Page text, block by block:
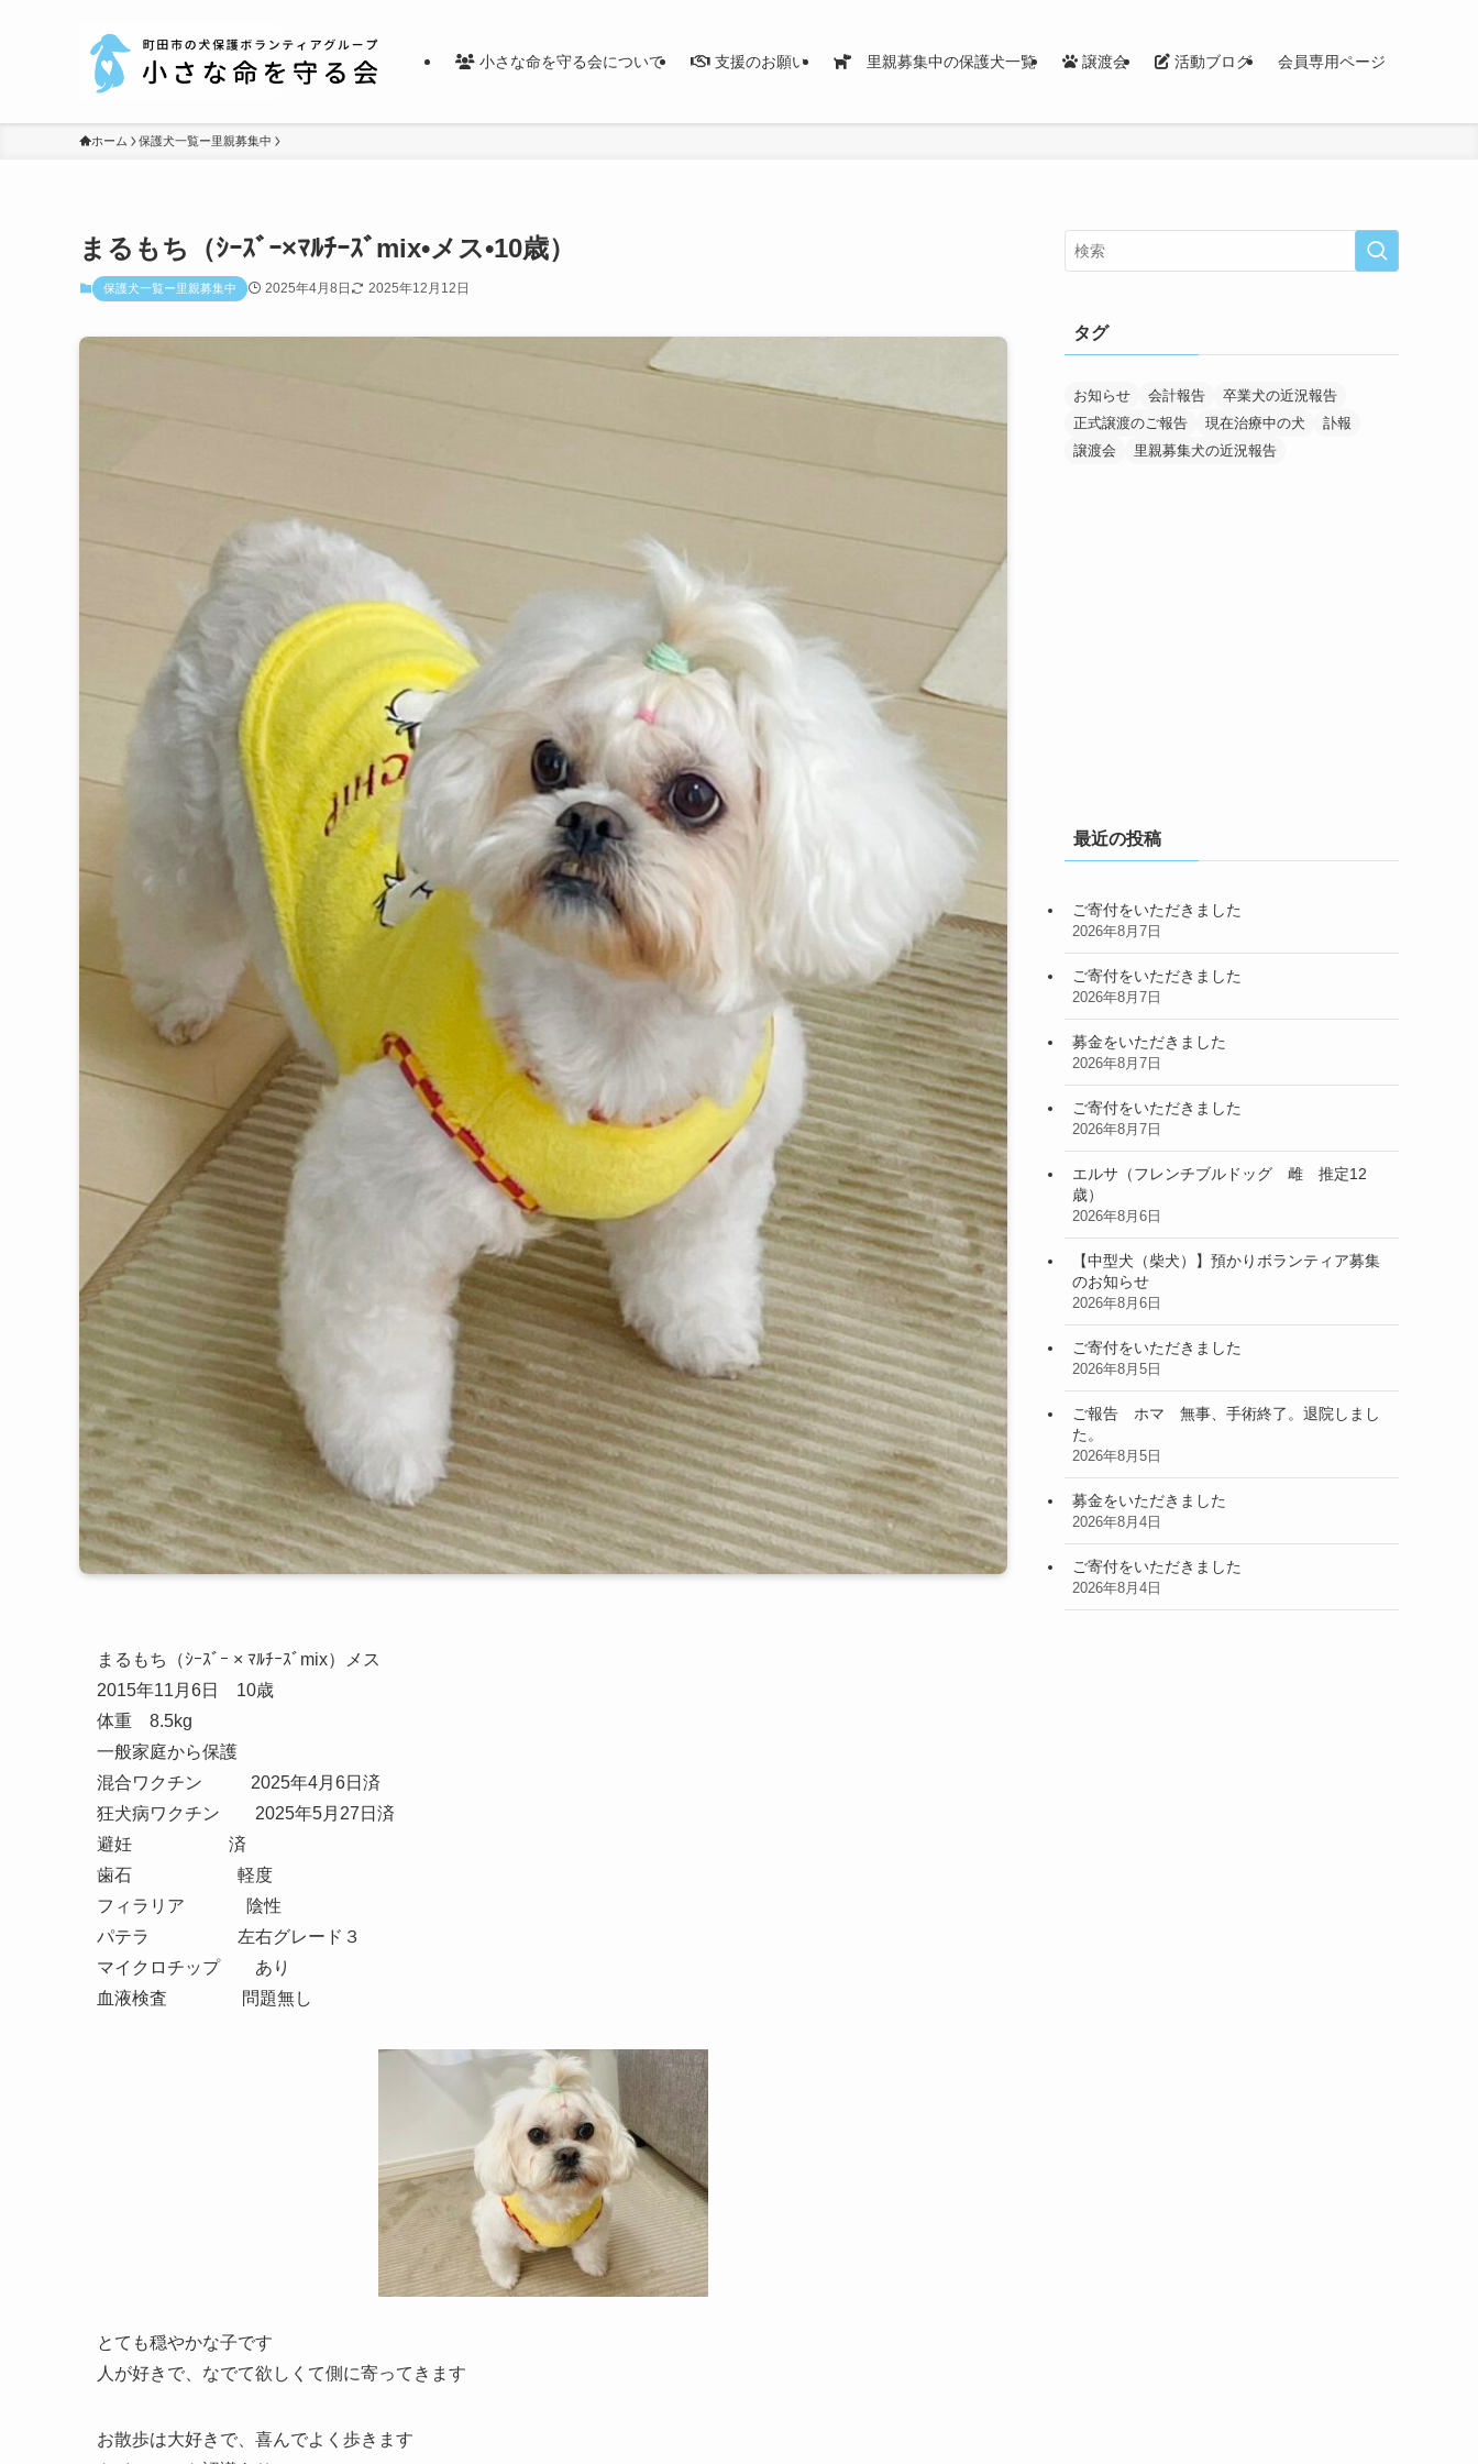
小さな命を守る会について 支援のお願い 里親募集中の保護犬一覧 譲渡会 活動ブログ 会員専用ページ
ホーム 保護犬一覧ー里親募集中
まるもち（ｼｰｽﾞｰ×ﾏﾙﾁｰｽﾞmix•メス•10歳）
保護犬一覧ー里親募集中 2025年4月8日 2025年12月12日
まるもち（ｼｰｽﾞｰ × ﾏﾙﾁｰｽﾞmix）メス
2015年11月6日 10歳
体重 8.5kg
一般家庭から保護
混合ワクチン 2025年4月6日済
狂犬病ワクチン 2025年5月27日済
避妊 済
歯石 軽度
フィラリア 陰性
パテラ 左右グレード３
マイクロチップ あり
血液検査 問題無し
とても穏やかな子です
人が好きで、なでて欲しくて側に寄ってきます
お散歩は大好きで、喜んでよく歩きます
タグ
お知らせ 会計報告
卒業犬の近況報告
正式譲渡のご報告
現在治療中の犬
訃報
譲渡会
里親募集犬の近況報告
最近の投稿
ご寄付をいただきました
2026年8月7日
ご寄付をいただきました
2026年8月7日
募金をいただきました
2026年8月7日
ご寄付をいただきました
2026年8月7日
エルサ（フレンチブルドッグ 雌 推定12
歳）
2026年8月6日
【中型犬（柴犬）】預かりボランティア募集
のお知らせ
2026年8月6日
ご寄付をいただきました
2026年8月5日
ご報告 ホマ 無事、手術終了。退院しまし
た。
2026年8月5日
募金をいただきました
2026年8月4日
ご寄付をいただきました
2026年8月4日